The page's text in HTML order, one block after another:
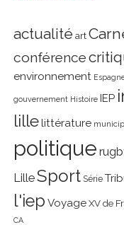
actualité art
conférence
environnement
gouvernement Histoire IEP
lillelittérature
politique
LilleSport Série
l'iep Voyage XV de
CA